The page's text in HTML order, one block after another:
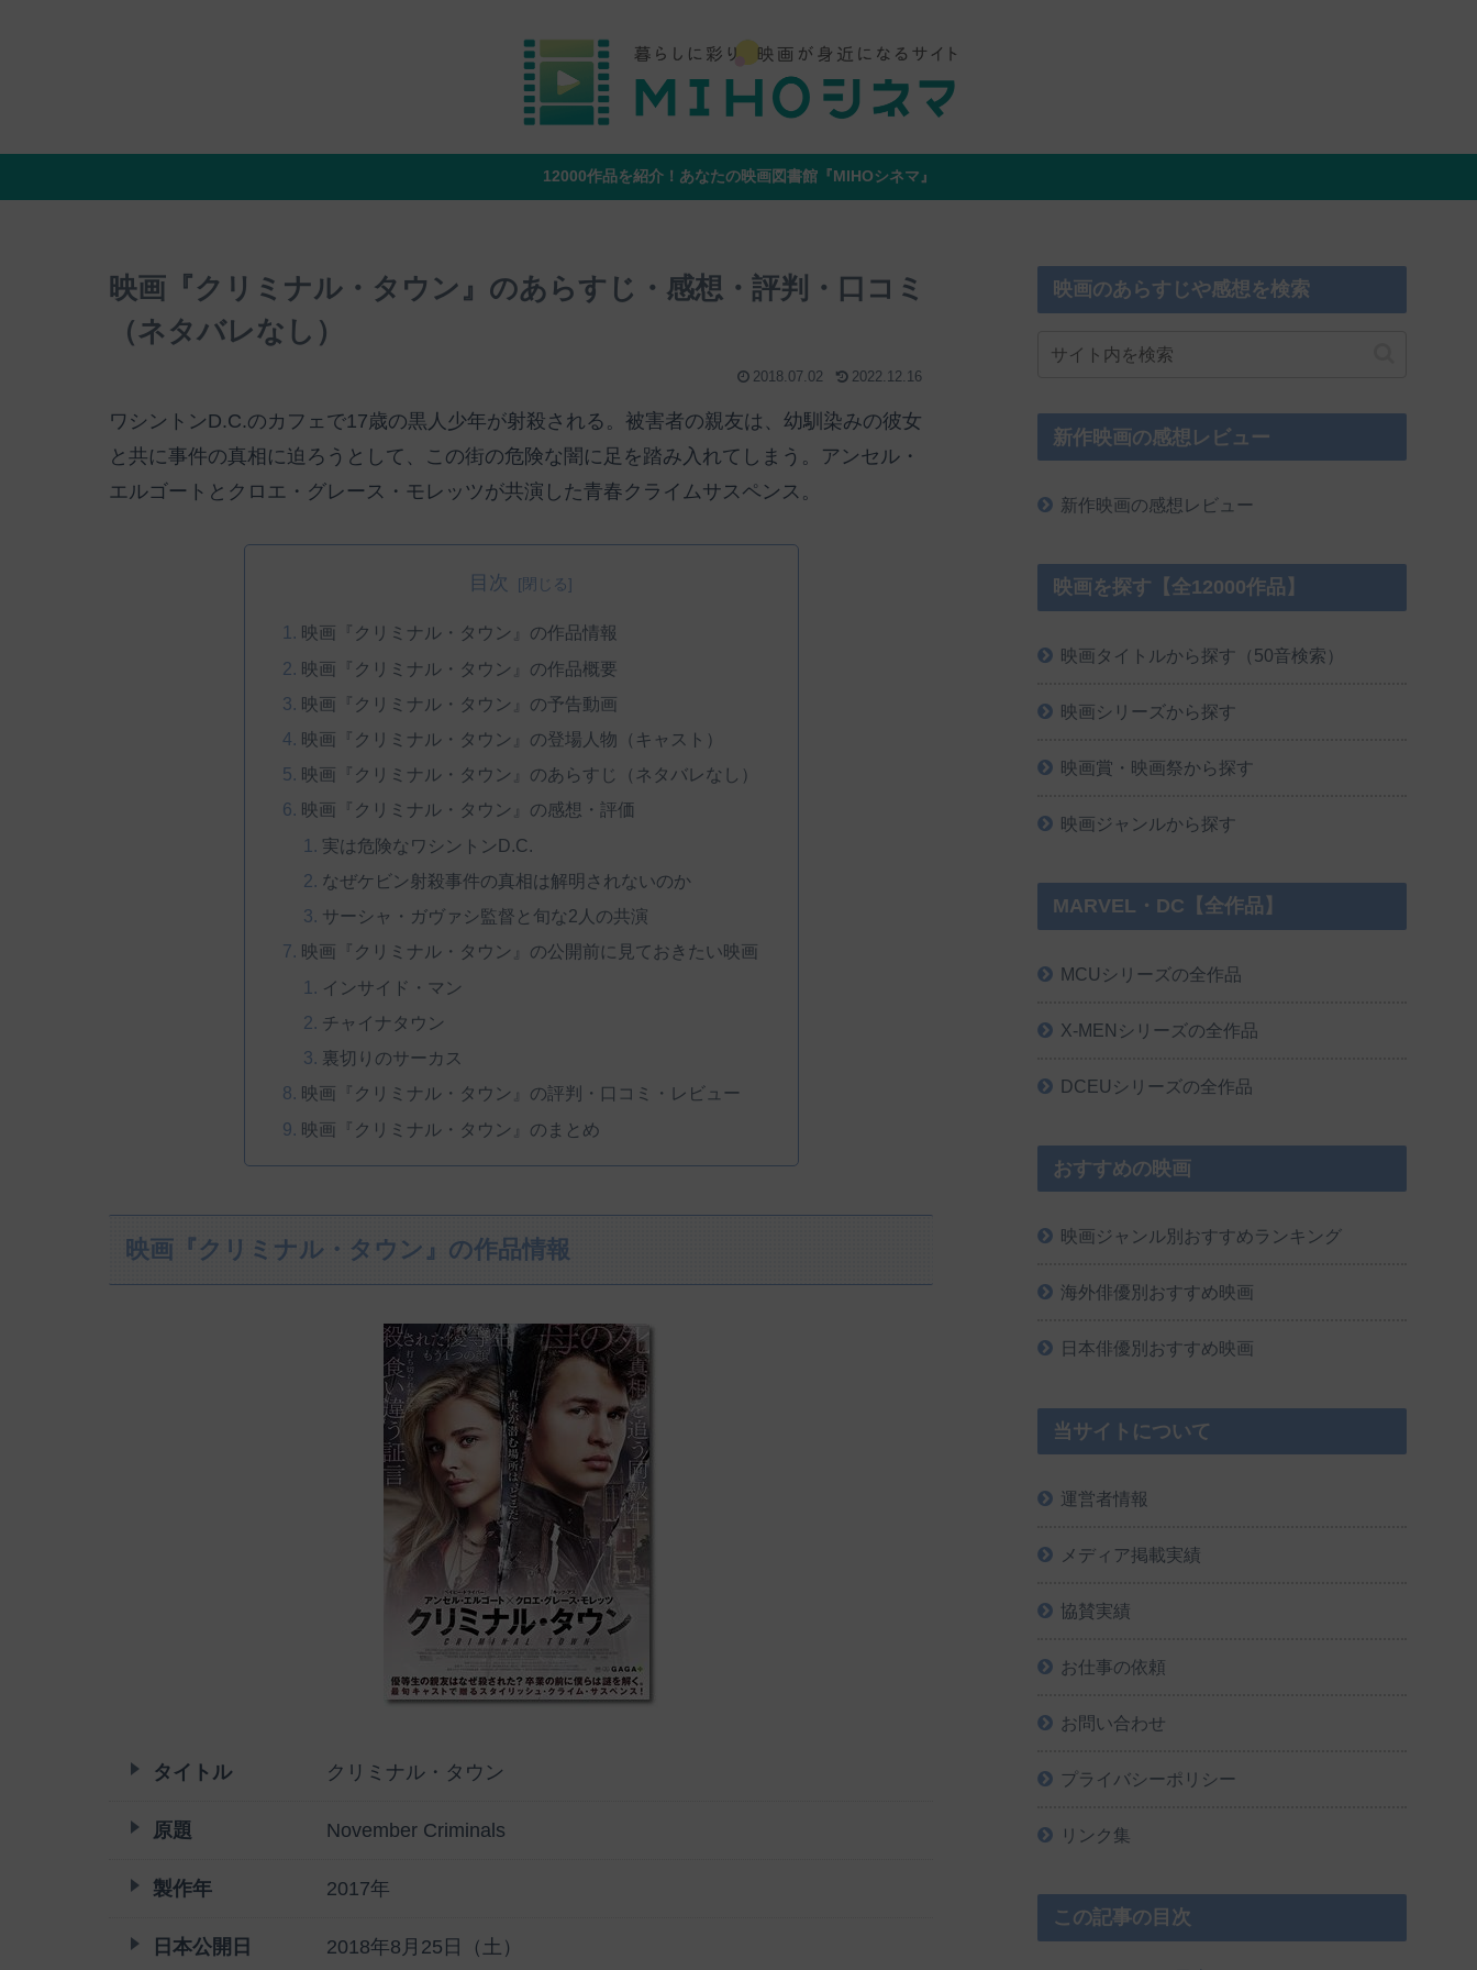
12000作品を紹介！あなたの映画図書館『MIHOシネマ』
映画『クリミナル・タウン』のあらすじ・感想・評判・口コミ
（ネタバレなし）
2018.07.02 2022.12.16
ワシントンD.C.のカフェで17歳の黒人少年が射殺される。被害者の親友は、幼馴染みの彼女
と共に事件の真相に迫ろうとして、この街の危険な闇に足を踏み入れてしまう。アンセル・
エルゴートとクロエ・グレース・モレッツが共演した青春クライムサスペンス。
目次
映画『クリミナル・タウン』の作品情報
映画『クリミナル・タウン』の作品概要
映画『クリミナル・タウン』の予告動画
映画『クリミナル・タウン』の登場人物（キャスト）
映画『クリミナル・タウン』のあらすじ（ネタバレなし）
映画『クリミナル・タウン』の感想・評価
実は危険なワシントンD.C.
なぜケビン射殺事件の真相は解明されないのか
サーシャ・ガヴァシ監督と旬な2人の共演
映画『クリミナル・タウン』の公開前に見ておきたい映画
インサイド・マン
チャイナタウン
裏切りのサーカス
映画『クリミナル・タウン』の評判・口コミ・レビュー
映画『クリミナル・タウン』のまとめ
映画『クリミナル・タウン』の作品情報
タイトル クリミナル・タウン
原題 November Criminals
製作年 2017年
日本公開日 2018年8月25日（土）
映画のあらすじや感想を検索
新作映画の感想レビュー
新作映画の感想レビュー
映画を探す【全12000作品】
映画タイトルから探す（50音検索）
映画シリーズから探す
映画賞・映画祭から探す
映画ジャンルから探す
MARVEL・DC【全作品】
MCUシリーズの全作品
X-MENシリーズの全作品
DCEUシリーズの全作品
おすすめの映画
映画ジャンル別おすすめランキング
海外俳優別おすすめ映画
日本俳優別おすすめ映画
当サイトについて
運営者情報
メディア掲載実績
協賛実績
お仕事の依頼
お問い合わせ
プライバシーポリシー
リンク集
この記事の目次